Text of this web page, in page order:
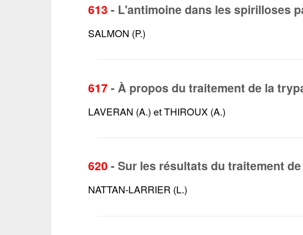
613 - L'antimoine dans les spirilloses
SALMON (P.)
617-À propos du traitement de la
LAVERAN (A.) et THIROUX (A.)
620 - Sur les résultats du traitement
NATTAN-LARRIER (L.)